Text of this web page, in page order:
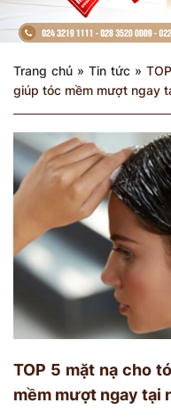
Trang chủ »Tin tức »
giúp tóc mềm mượt ngay
TOP 5 mặt nạ cho
mềm mượt ngay tại